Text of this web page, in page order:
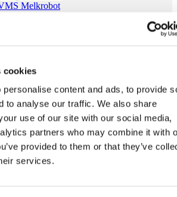
cookies
content and ads, to provide
to analyse our traffic. We also share
use of our site with our social media,
partners who may combine it with
provided to them or that they’ve
services.
Melkrobot
voor Boumatic DK1F